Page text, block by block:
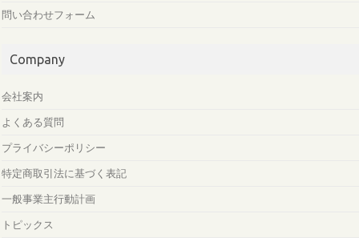
問い合わせフォーム
Company
会社案内
よくある質問
プライバシーポリシー
特定商取引法に基づく表記
一般事業主行動計画
トピックス